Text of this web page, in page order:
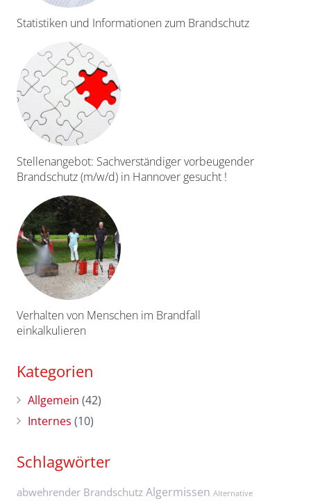
Statistiken und Informationen zum Brandschutz
Stellenangebot: Sachverständiger vorbeugender
Brandschutz (m/w/d) in Hannover gesucht !
Verhalten von Menschen im Brandfall
einkalkulieren
Kategorien
Allgemein (42)
Internes (10)
Schlagwörter
abwehrender Brandschutz Algermissen Alternative